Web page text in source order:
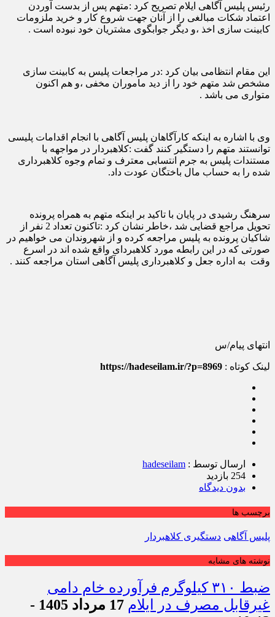
رئیس پلیس آگاهی ایلام تصریح کرد :متهم پس از بدست آوردن
اعتماد شکات مبالغی را از آنان جهت شروع کار و خرید ملزومات
کابینت سازی اخذ ،و دیگر جوابگوی مشتریان خود نبوده است .
این مقام انتظامی بیان کرد :در مراجعات پلیس به کابینت سازی
مشخص شد متهم خود را از دید ماموران مخفی ،و هم اکنون
متواری می باشد .
وی با اشاره به اینکه کارآگاهان پلیس آگاهی با انجام اقدامات پلیسی
توانستند متهم را دستگیر کنند گفت :کلاهبردار در مواجهه با
مستندات پلیس به جرم انتسابی معترف و تمام وجوه کلاهبرداری
شده را به حساب مال باختگان عودت داد.
سرهنگ رشیدی در پایان با تاکید بر اینکه متهم به همراه پرونده
تحویل مراجع قضایی شد ،خاطر نشان کرد :تاکنون تعداد 2 نفر از
شاکیان پرونده به پلیس مراجعه کرده و از شهروندان می خواهیم در
صورتی که در این رابطه مورد کلاهبردای واقع شده اند در اسرع
وقت به اداره جعل و کلاهبرداری پلیس آگاهی استان مراجعه کنند .
‏انتهای پیام/س
لینک کوتاه : https://hadeseilam.ir/?p=8969
ارسال توسط : hadeseilam
254 بازدید
بدون دیدگاه
برچسب ها
پلیس آگاهی دستگیری کلاهبردار
نوشته های مشابه
ضبط ۳۱۰ کیلوگرم فرآورده خام دامی
غیرقابل مصرف در ایلام
17 مرداد 1405 -